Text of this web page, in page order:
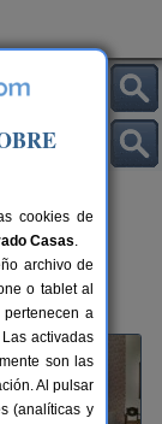
Logroño
cookies de
Casas.
archivo de
o tablet al
a
activadas
son las
Al pulsar
(analíticas y